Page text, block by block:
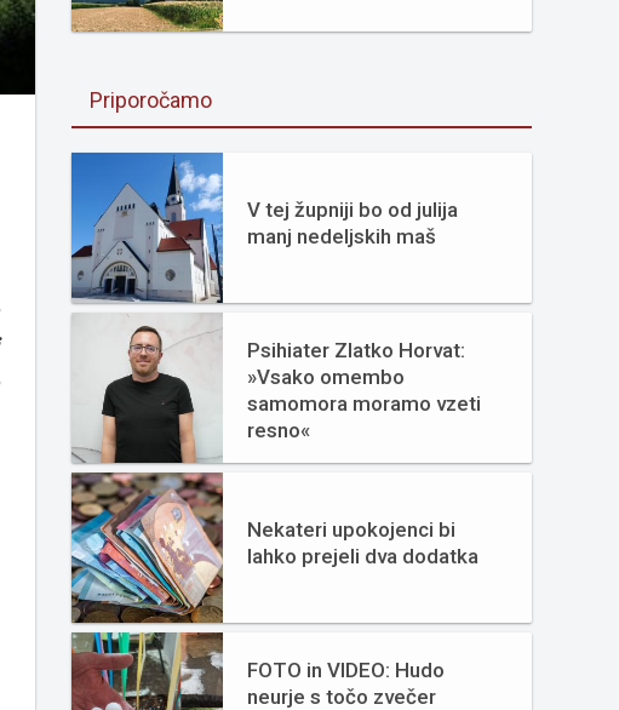
Priporočamo
V tej župniji bo od julija
manj nedeljskih maš
Psihiater Zlatko Horvat:
»Vsako omembo
samomora moramo vzeti
resno«
Nekateri upokojenci bi
lahko prejeli dva dodatka
FOTO in VIDEO: Hudo
neurje s točo zvečer